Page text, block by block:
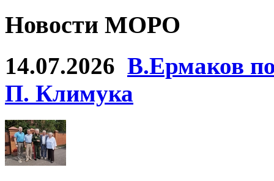
Новости МОРО
14.07.2026 В.Ермаков
П. Климука